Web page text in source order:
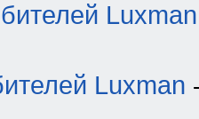
Luxman
Luxman